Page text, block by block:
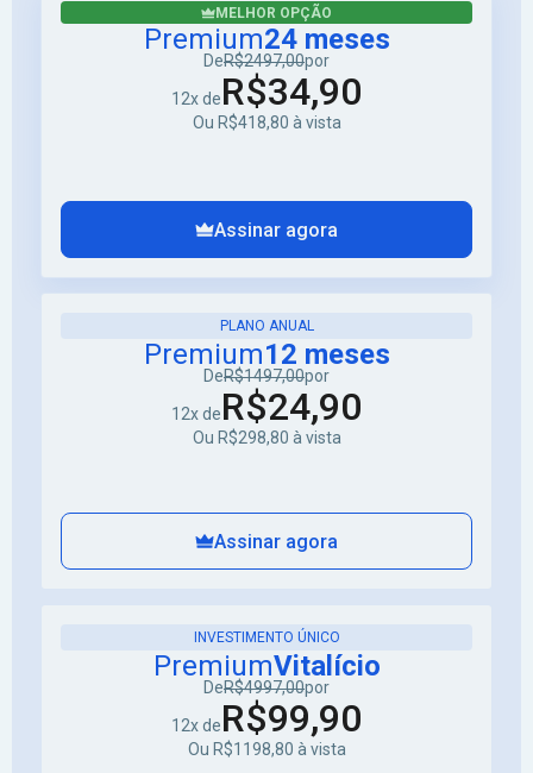
MELHOR OPÇÃO
Premium24 meses
DeR$2497,00por
12x deR$34,90
Ou R$418,80 à vista
Assinar agora
PLANO ANUAL
Premium12 meses
DeR$1497,00por
12x deR$24,90
Ou R$298,80 à vista
Assinar agora
INVESTIMENTO ÚNICO
PremiumVitalício
DeR$4997,00por
12x deR$99,90
Ou R$1198,80 à vista